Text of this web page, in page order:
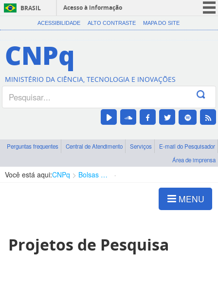
BRASIL
Acesso à informação
CORONAVÍRUS (COVID-19)
Canais
ACESSIBILIDADE ALTO CONTRASTE MAPA DO SITE
CNPq
MINISTÉRIO DA CIÊNCIA, TECNOLOGIA E INOVAÇÕES
Perguntas frequentes Central de Atendimento Serviços
E-mail do Pesquisador
Área de imprensa
Você está aqui:CNPq Bolsas e Auxílios Vigentes
MENU
Projetos de Pesquisa